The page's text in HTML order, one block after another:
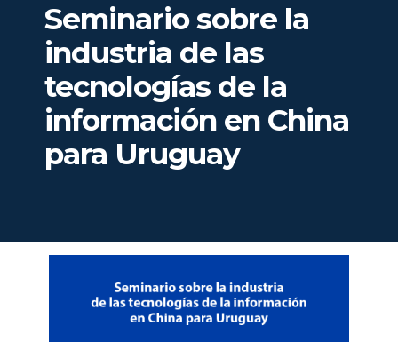
Seminario sobre la
industria de las
tecnologías de la
información en China
para Uruguay